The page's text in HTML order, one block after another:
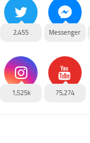
Messenger
2,455
75,274
1,525k